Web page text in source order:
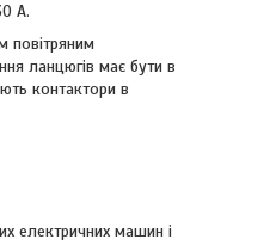
А.
повітряним
ланцюгів має бути в
контактори в
електричних машин і